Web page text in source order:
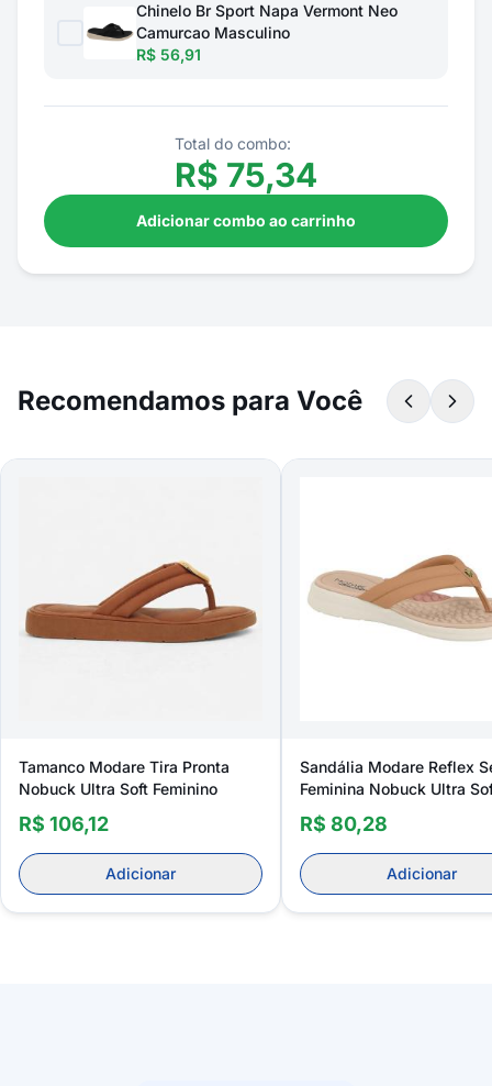
Chinelo Br Sport Napa Vermont Neo
Camurcao Masculino
R$ 56,91
Total do combo:
R$ 75,34
Adicionar combo ao carrinho
Recomendamos para Você
Tamanco Modare Tira Pronta
Nobuck Ultra Soft Feminino
R$ 106,12
Adicionar
Sandália Modare Reflex
Feminina Nobuck Ultra
Tira Pronta
R$ 80,28
Adicionar